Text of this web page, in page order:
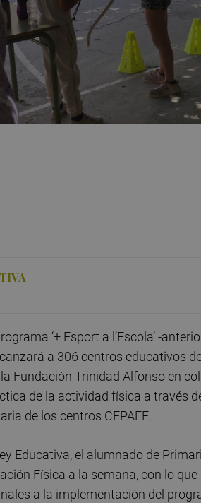
‘+ Esport a l’Escola’ -
a 306 centros educativos
Fundación Trinidad Alfonso en
de la actividad física a través
de los centros CEPAFE.
Educativa, el alumnado de
Física a la semana, con lo
a la implementación del